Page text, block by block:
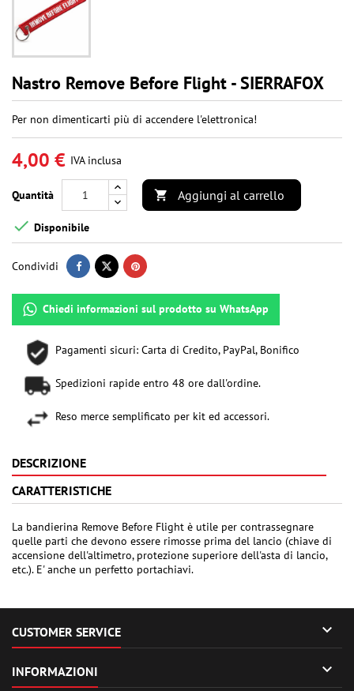
Nastro Remove Before Flight - SIERRAFOX
Per non dimenticarti più di accendere l'elettronica!
4,00 € IVA inclusa
Quantità  Aggiungi al carrello
 Disponibile
Condividi
Chiedi informazioni sul prodotto su WhatsApp
Pagamenti sicuri: Carta di Credito, PayPal, Bonifico
Spedizioni rapide entro 48 ore dall'ordine.
Reso merce semplificato per kit ed accessori.
DESCRIZIONE
CARATTERISTICHE
La bandierina Remove Before Flight è utile per contrassegnare
quelle parti che devono essere rimosse prima del lancio (chiave di
accensione dell'altimetro, protezione superiore dell'asta di lancio,
etc.). E' anche un perfetto portachiavi.
CUSTOMER SERVICE 
INFORMAZIONI 